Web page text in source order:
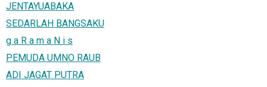
JENTAYUABAKA
SEDARLAH BANGSAKU
g a R a m a N i s
PEMUDA UMNO RAUB
ADI JAGAT PUTRA